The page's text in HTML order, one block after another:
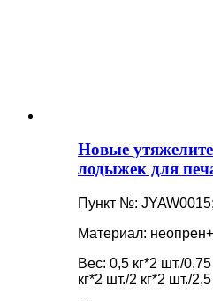
Новые
лодыжек для
Пункт №: JYAW0015;
Материал:
Вес: 0,5 кг*2 шт./
кг*2 шт./2 кг*2 шт./